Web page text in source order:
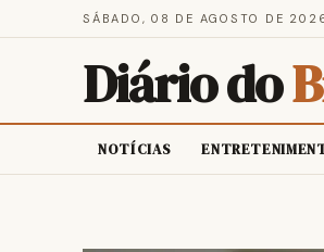
SÁBADO, 08 DE AGOSTO DE
Diário do
NOTÍCIAS